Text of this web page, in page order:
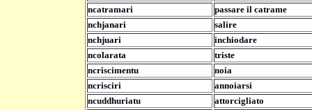
ncatramari
passare il catrame
nchjanari
salire
nchjuari
inchiodare
ncolarata
triste
ncriscimentu
noia
ncrisciri
annoiarsi
ncuddhuriatu
attorcigliato